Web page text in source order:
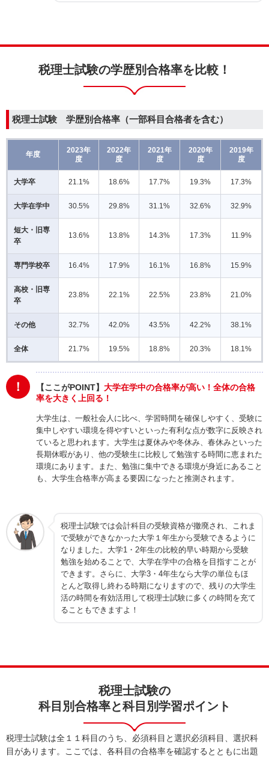
税理士試験の学歴別合格率を比較！
税理士試験 学歴別合格率（一部科目合格者を含む）
年度
2023年
度
2022年
度
2021年
度
2020年
度
2019年
度
大学卒 21.1% 18.6% 17.7% 19.3% 17.3%
大学在学中 30.5% 29.8% 31.1% 32.6% 32.9%
短大・旧専
卒
13.6% 13.8% 14.3% 17.3% 11.9%
専門学校卒 16.4% 17.9% 16.1% 16.8% 15.9%
高校・旧専
卒
23.8% 22.1% 22.5% 23.8% 21.0%
その他 32.7% 42.0% 43.5% 42.2% 38.1%
全体 21.7% 19.5% 18.8% 20.3% 18.1%
！ 【ここがPOINT】 大学在学中の合格率が高い！全体の合格
率を大きく上回る！
大学生は、一般社会人に比べ、学習時間を確保しやすく、受験に
集中しやすい環境を得やすいといった有利な点が数字に反映され
ていると思われます。大学生は夏休みや冬休み、春休みといった
長期休暇があり、他の受験生に比較して勉強する時間に恵まれた
環境にあります。また、勉強に集中できる環境が身近にあること
も、大学生合格率が高まる要因になったと推測されます。
税理士試験では会計科目の受験資格が撤廃され、これま
で受験ができなかった大学１年生から受験できるように
なりました。大学1・2年生の比較的早い時期から受験
勉強を始めることで、大学在学中の合格を目指すことが
できます。さらに、大学3・4年生なら大学の単位もほ
とんど取得し終わる時期になりますので、残りの大学生
活の時間を有効活用して税理士試験に多くの時間を充て
ることもできますよ！
税理士試験の
科目別合格率と科目別学習ポイント
税理士試験は全１１科目のうち、必須科目と選択必須科目、選択科
目があります。ここでは、各科目の合格率を確認するとともに出題